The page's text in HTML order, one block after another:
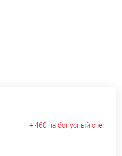
+ 460 на бонусный счет